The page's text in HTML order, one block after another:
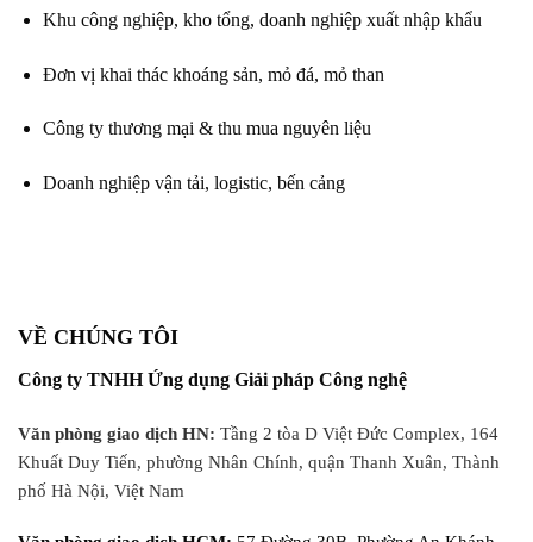
Khu công nghiệp, kho tổng, doanh nghiệp xuất nhập khẩu
Đơn vị khai thác khoáng sản, mỏ đá, mỏ than
Công ty thương mại & thu mua nguyên liệu
Doanh nghiệp vận tải, logistic, bến cảng
VỀ CHÚNG TÔI
Công ty TNHH Ứng dụng Giải pháp Công nghệ
Văn phòng giao dịch HN: Tầng 2 tòa D Việt Đức Complex, 164
Khuất Duy Tiến, phường Nhân Chính, quận Thanh Xuân, Thành
phố Hà Nội, Việt Nam